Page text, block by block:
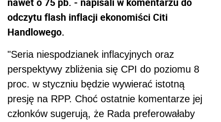
odczytu flash inflacji ekonomiści Citi
Handlowego.
"Seria niespodzianek inflacyjnych oraz
perspektywy zbliżenia się CPI do poziomu 8
proc. w styczniu będzie wywierać istotną
presję na RPP. Choć ostatnie komentarze jej
członków sugerują, że Rada preferowałaby